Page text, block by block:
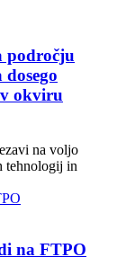
področju
okviru
na voljo
tehnologij in
na FTPO